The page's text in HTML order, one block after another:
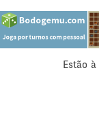
Estão